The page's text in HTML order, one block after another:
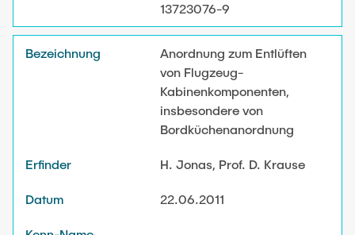
13723076-9
Anordnung zum Entlüften
von Flugzeug-
Kabinenkomponenten,
insbesondere von
Bordküchenanordnung
H. Jonas, Prof. D. Krause
22.06.2011